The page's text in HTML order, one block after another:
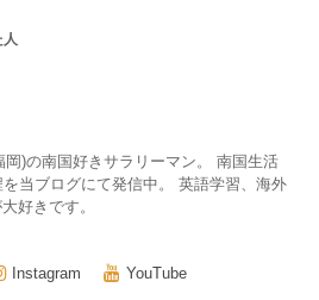
人
岡)の南国好きサラリーマン。 南国生活
当ブログにて発信中。 英語学習、海外
好きです。
Instagram YouTube